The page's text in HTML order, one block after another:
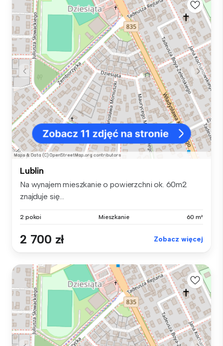
Lublin
Na wynajem mieszkanie o powierzchni ok. 60m2
znajduje się...
2 pokoi Mieszkanie 60 m²
2 700 zł Zobacz więcej